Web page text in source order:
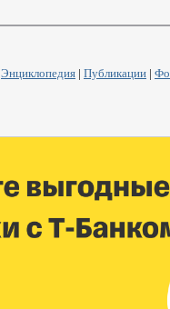
Энциклопедия | Публикации |